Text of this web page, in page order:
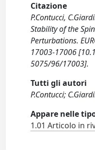
Citazione
P.Contucci,
Stability of the
Perturbations.
17003-17006
5075/96/17003].
Tutti gli autori
P.Contucci;
Appare nelle
1.01 Articolo in